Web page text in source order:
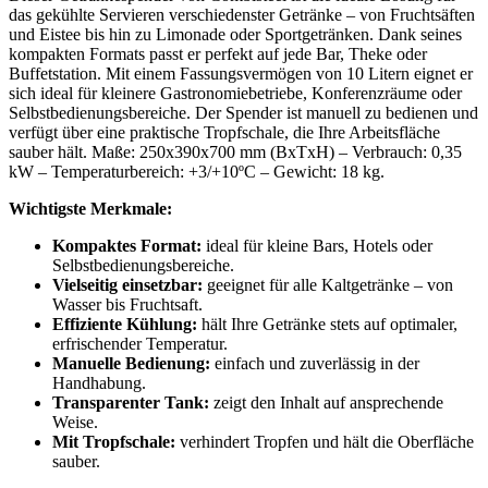
das gekühlte Servieren verschiedenster Getränke – von Fruchtsäften
und Eistee bis hin zu Limonade oder Sportgetränken. Dank seines
kompakten Formats passt er perfekt auf jede Bar, Theke oder
Buffetstation. Mit einem Fassungsvermögen von 10 Litern eignet er
sich ideal für kleinere Gastronomiebetriebe, Konferenzräume oder
Selbstbedienungsbereiche. Der Spender ist manuell zu bedienen und
verfügt über eine praktische Tropfschale, die Ihre Arbeitsfläche
sauber hält. Maße: 250x390x700 mm (BxTxH) – Verbrauch: 0,35
kW – Temperaturbereich: +3/+10ºC – Gewicht: 18 kg.
Wichtigste Merkmale:
Kompaktes Format: ideal für kleine Bars, Hotels oder
Selbstbedienungsbereiche.
Vielseitig einsetzbar: geeignet für alle Kaltgetränke – von
Wasser bis Fruchtsaft.
Effiziente Kühlung: hält Ihre Getränke stets auf optimaler,
erfrischender Temperatur.
Manuelle Bedienung: einfach und zuverlässig in der
Handhabung.
Transparenter Tank: zeigt den Inhalt auf ansprechende
Weise.
Mit Tropfschale: verhindert Tropfen und hält die Oberfläche
sauber.